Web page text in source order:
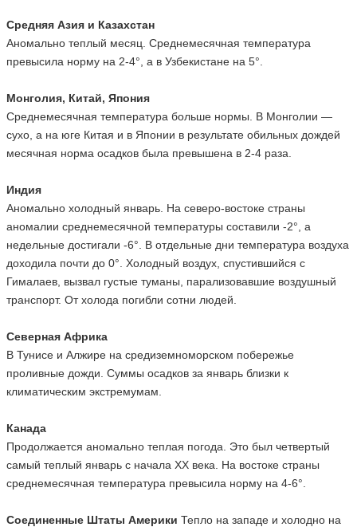
Средняя Азия и Казахстан
Аномально теплый месяц. Среднемесячная температура
превысила норму на 2-4°, а в Узбекистане на 5°.
Монголия, Китай, Япония
Среднемесячная температура больше нормы. В Монголии —
сухо, а на юге Китая и в Японии в результате обильных дождей
месячная норма осадков была превышена в 2-4 раза.
Индия
Аномально холодный январь. На северо-востоке страны
аномалии среднемесячной температуры составили -2°, а
недельные достигали -6°. В отдельные дни температура воздуха
доходила почти до 0°. Холодный воздух, спустившийся с
Гималаев, вызвал густые туманы, парализовавшие воздушный
транспорт. От холода погибли сотни людей.
Северная Африка
В Тунисе и Алжире на средиземноморском побережье
проливные дожди. Суммы осадков за январь близки к
климатическим экстремумам.
Канада
Продолжается аномально теплая погода. Это был четвертый
самый теплый январь с начала ХХ века. На востоке страны
среднемесячная температура превысила норму на 4-6°.
Соединенные Штаты Америки Тепло на западе и холодно на